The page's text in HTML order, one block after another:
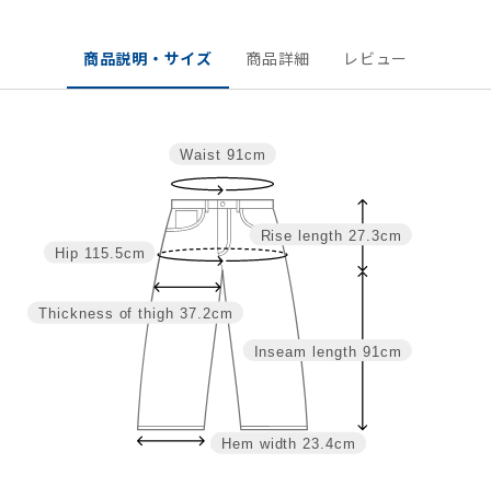
商品説明・サイズ 商品詳細 レビュー
Inseam length 91cm
Rise length 27.3cm
Hem width 23.4cm
Thickness of thigh 37.2cm
Hip 115.5cm
Waist 91cm